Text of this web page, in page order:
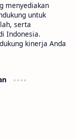
menyediakan
untuk
serta
Indonesia.
kinerja Anda